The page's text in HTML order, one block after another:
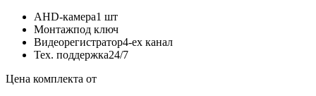
AHD-камера1 шт
Монтажпод ключ
Видеорегистратор4-ех канал
Тех. поддержка24/7
Цена комплекта от